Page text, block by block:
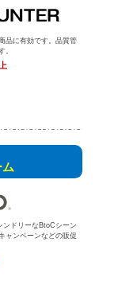
品に有効です。品質管
。
ム
ンドリーなBtoCシーン
ャンペーンなどの販促